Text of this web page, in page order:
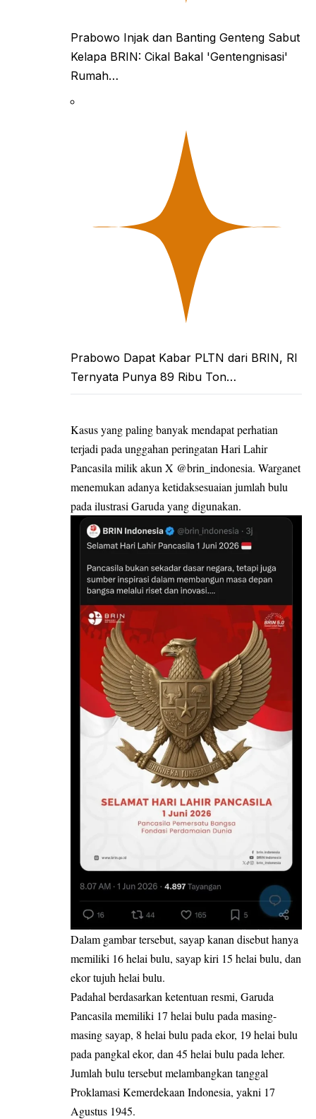
Prabowo Injak dan Banting Genteng Sabut
Kelapa BRIN: Cikal Bakal 'Gentengnisasi'
Rumah…
Prabowo Dapat Kabar PLTN dari BRIN, RI
Ternyata Punya 89 Ribu Ton…
Kasus yang paling banyak mendapat perhatian
terjadi pada unggahan peringatan Hari Lahir
Pancasila milik akun X @brin_indonesia. Warganet
menemukan adanya ketidaksesuaian jumlah bulu
pada ilustrasi Garuda yang digunakan.
Dalam gambar tersebut, sayap kanan disebut hanya
memiliki 16 helai bulu, sayap kiri 15 helai bulu, dan
ekor tujuh helai bulu.
Padahal berdasarkan ketentuan resmi, Garuda
Pancasila memiliki 17 helai bulu pada masing-
masing sayap, 8 helai bulu pada ekor, 19 helai bulu
pada pangkal ekor, dan 45 helai bulu pada leher.
Jumlah bulu tersebut melambangkan tanggal
Proklamasi Kemerdekaan Indonesia, yakni 17
Agustus 1945.